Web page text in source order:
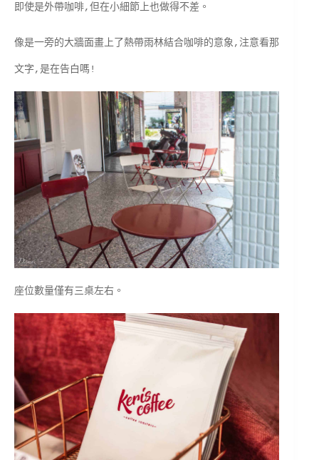
即使是外帶咖啡,但在小細節上也做得不差。
像是一旁的大牆面畫上了熱帶雨林結合咖啡的意象,注意看那
文字,是在告白嗎!
座位數量僅有三桌左右。